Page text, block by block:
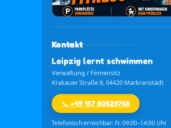
Kontakt
Leipzig lernt schwimmen
Verwaltung / Firmensitz
Krakauer Straße 8, 04420 Markranstädt
📞 +49 157 80529768
Telefonisch erreichbar: Fr. 09:00–14:00 Uhr